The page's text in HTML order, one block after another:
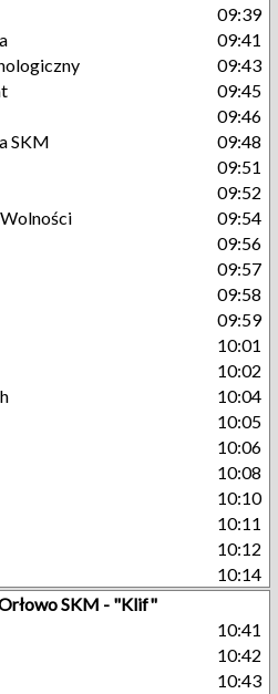
09:39
09:41
09:43
09:45
09:46
SKM
09:48
09:51
09:52
09:54
09:56
09:57
09:58
09:59
10:01
10:02
10:04
10:05
10:06
10:08
10:10
10:11
10:12
10:14
SKM - "Klif"
10:41
10:42
10:43